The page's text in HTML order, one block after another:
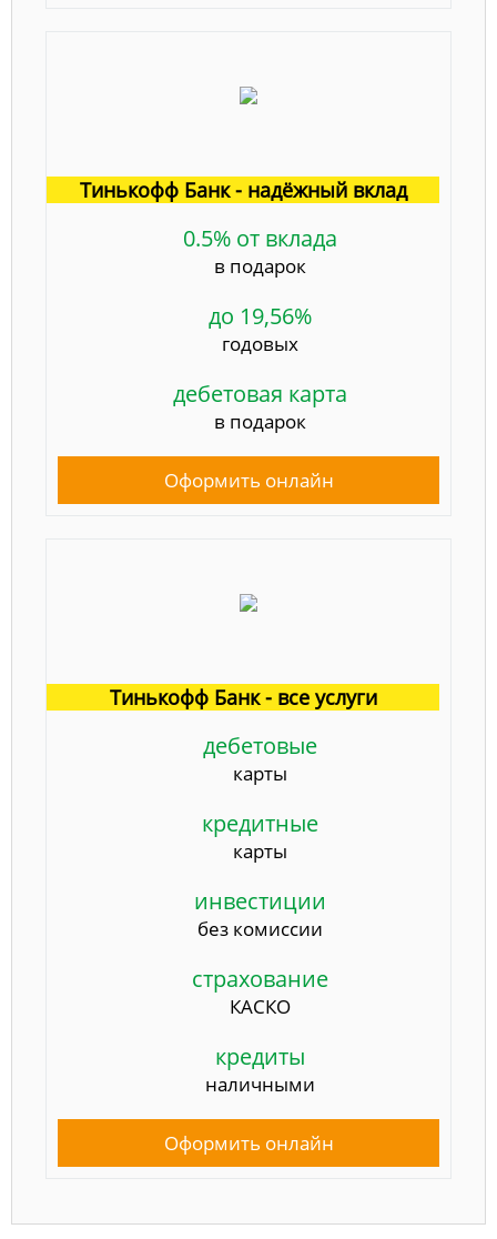
Тинькофф Банк - надёжный вклад
0.5% от вклада
в подарок
до 19,56%
годовых
дебетовая карта
в подарок
Оформить онлайн
Тинькофф Банк - все услуги
дебетовые
карты
кредитные
карты
инвестиции
без комиссии
страхование
КАСКО
кредиты
наличными
Оформить онлайн